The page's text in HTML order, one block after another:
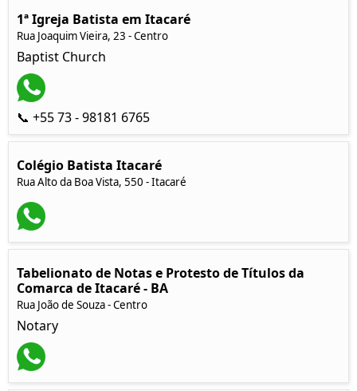
1ª Igreja Batista em Itacaré
Rua Joaquim Vieira, 23 - Centro
Baptist Church
📞 +55 73 - 98181 6765
Colégio Batista Itacaré
Rua Alto da Boa Vista, 550 - Itacaré
Tabelionato de Notas e Protesto de Títulos da
Comarca de Itacaré - BA
Rua João de Souza - Centro
Notary